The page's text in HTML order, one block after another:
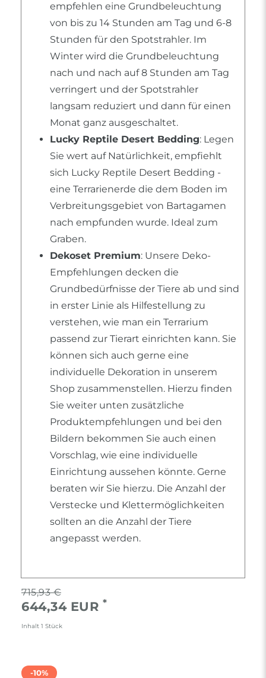
empfehlen eine Grundbeleuchtung
von bis zu 14 Stunden am Tag und 6-8
Stunden für den Spotstrahler. Im
Winter wird die Grundbeleuchtung
nach und nach auf 8 Stunden am Tag
verringert und der Spotstrahler
langsam reduziert und dann für einen
Monat ganz ausgeschaltet.
Lucky Reptile Desert Bedding: Legen
Sie wert auf Natürlichkeit, empfiehlt
sich Lucky Reptile Desert Bedding -
eine Terrarienerde die dem Boden im
Verbreitungsgebiet von Bartagamen
nach empfunden wurde. Ideal zum
Graben.
Dekoset Premium: Unsere Deko-
Empfehlungen decken die
Grundbedürfnisse der Tiere ab und sind
in erster Linie als Hilfestellung zu
verstehen, wie man ein Terrarium
passend zur Tierart einrichten kann. Sie
können sich auch gerne eine
individuelle Dekoration in unserem
Shop zusammenstellen. Hierzu finden
Sie weiter unten zusätzliche
Produktempfehlungen und bei den
Bildern bekommen Sie auch einen
Vorschlag, wie eine individuelle
Einrichtung aussehen könnte. Gerne
beraten wir Sie hierzu. Die Anzahl der
Verstecke und Klettermöglichkeiten
sollten an die Anzahl der Tiere
angepasst werden.
715,93 €
644,34 EUR *
Inhalt 1 Stück
-10%